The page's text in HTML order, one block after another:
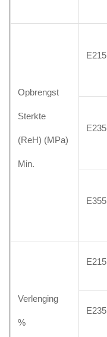
Opbrengst
Sterkte
(ReH) (MPa)
Min.
E215
E235
E355
Verlenging
%
E215
E235